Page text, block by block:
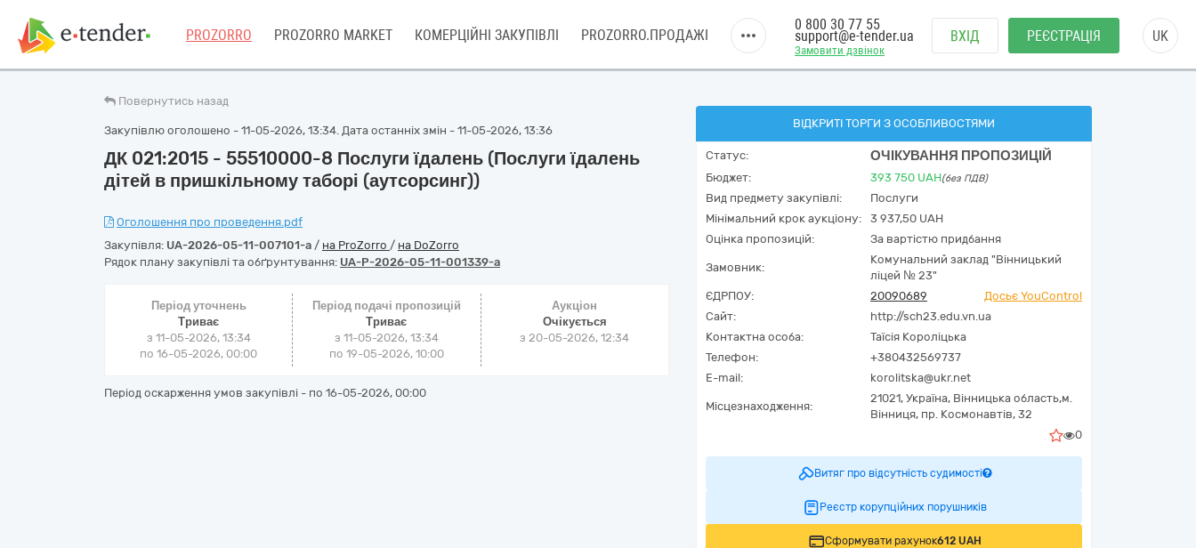
PROZORRO PROZORRO MARKET КОМЕРЦІЙНІ ЗАКУПІВЛІ PROZORRO.ПРОДАЖІ
Замовити дзвінок
0 800 30 77 55
support@e-tender.ua ВХІД РЕЄСТРАЦІЯ UK
Повернутись назад
Закупівлю оголошено - 11-05-2026, 13:34. Дата останніх змін - 11-05-2026, 13:36
ДК 021:2015 - 55510000-8 Послуги їдалень (Послуги їдалень
дітей в пришкільному таборі (аутсорсинг))
Оголошення про проведення.pdf
Закупівля: UA-2026-05-11-007101-a / на ProZorro / на DoZorro
Рядок плану закупівлі та обґрунтування: UA-P-2026-05-11-001339-a
Період уточнень
Триває
з 11-05-2026, 13:34
по 16-05-2026, 00:00
Період подачі пропозицій
Триває
з 11-05-2026, 13:34
по 19-05-2026, 10:00
Аукціон
Очікується
з20-05-2026, 12:34
Період оскарження умов закупівлі - по 16-05-2026, 00:00
ВІДКРИТІ ТОРГИ З ОСОБЛИВОСТЯМИ
Статус: ОЧІКУВАННЯ ПРОПОЗИЦІЙ
Бюджет: 393 750 UAH(без ПДВ)
Вид предмету закупівлі:
Послуги
Мінімальний крок аукціону:
3 937,50 UAH
Оцінка пропозицій:
За вартістю придбання
Замовник:
Комунальний заклад "Вінницький
ліцей № 23"
ЄДРПОУ:
20090689
Досьє YouControl
Сайт:
http://sch23.edu.vn.ua
Контактна особа:
Таїсія Короліцька
Телефон:
+380432569737
E-mail:
korolitska@ukr.net
Місцезнаходження:
21021, Україна, Вінницька область,м.
Вінниця, пр. Космонавтів, 32
0
Витяг про відсутність судимості
Реєстр корупційних порушників
Сформувати рахунок612 UAH